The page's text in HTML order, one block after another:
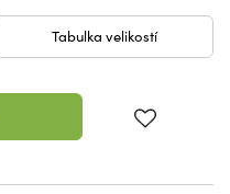
Tabulka velikostí